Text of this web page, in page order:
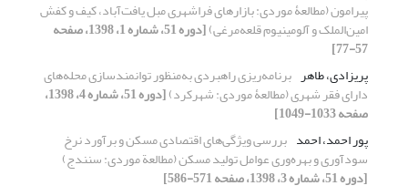
پیرامون (مطالعۀ موردی: بازارهای فراشهری مبل یافت‌آباد، کیف و کفش
امین‌الملک و آلومینیوم قلعه‌مرغی) [دوره 51، شماره 1، 1398، صفحه
57-77]
پریزادی، طاهر برنامه‌ریزی راهبردی به‌منظور توانمندسازی محله‌های
دارای فقر شهری (مطالعۀ موردی: شهرکرد) [دوره 51، شماره 4، 1398،
صفحه 1033-1049]
پور احمد، احمد بررسی ویژگی‌های اقتصادی مسکن و برآورد نرخ
سودآوری و بهره‌وری عوامل تولید مسکن (مطالعة موردی: سنندج)
[دوره 51، شماره 3، 1398، صفحه 571-586]